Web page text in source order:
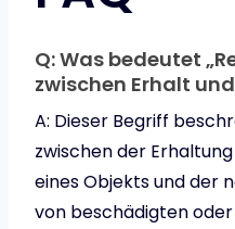
Q: Was bedeutet
zwischen Erhalt
A: Dieser Begriff
zwischen der
eines Objekts und der
von beschädigten